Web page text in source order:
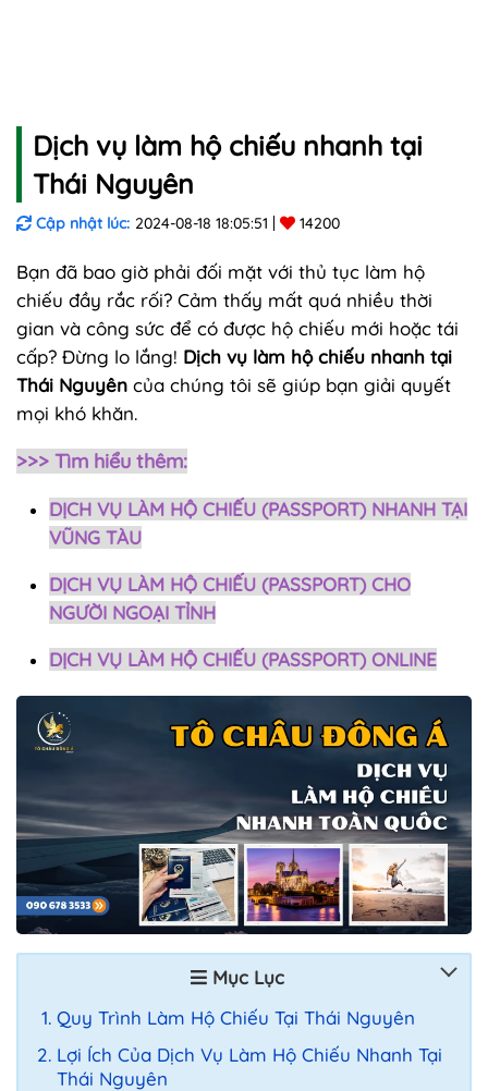
Dịch vụ làm hộ chiếu nhanh tại
Thái Nguyên
Cập nhật lúc: 2024-08-18 18:05:51 14200
Bạn đã bao giờ phải đối mặt với thủ tục làm hộ
chiếu đầy rắc rối? Cảm thấy mất quá nhiều thời
gian và công sức để có được hộ chiếu mới hoặc tái
cấp? Đừng lo lắng! Dịch vụ làm hộ chiếu nhanh tại
Thái Nguyên của chúng tôi sẽ giúp bạn giải quyết
mọi khó khăn.
>>> Tìm hiểu thêm:
DỊCH VỤ LÀM HỘ CHIẾU (PASSPORT) NHANH TẠI
VŨNG TÀU
DỊCH VỤ LÀM HỘ CHIẾU (PASSPORT) CHO
NGƯỜI NGOẠI TỈNH
DỊCH VỤ LÀM HỘ CHIẾU (PASSPORT) ONLINE
Mục Lục
Quy Trình Làm Hộ Chiếu Tại Thái Nguyên
Lợi Ích Của Dịch Vụ Làm Hộ Chiếu Nhanh Tại
Thái Nguyên